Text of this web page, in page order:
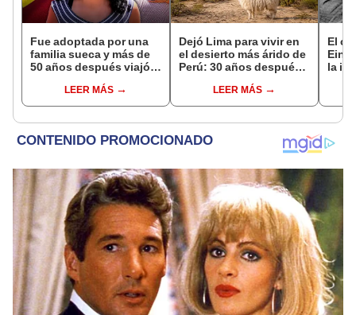
Fue adoptada por una
familia sueca y más de
50 años después viajó a
sus raíces: "Encontré
esa parte faltante"
LEER MÁS
Dejó Lima para vivir en
el desierto más árido de
Perú: 30 años después,
creó un sorprendente
ecosistema
LEER MÁS
El
la